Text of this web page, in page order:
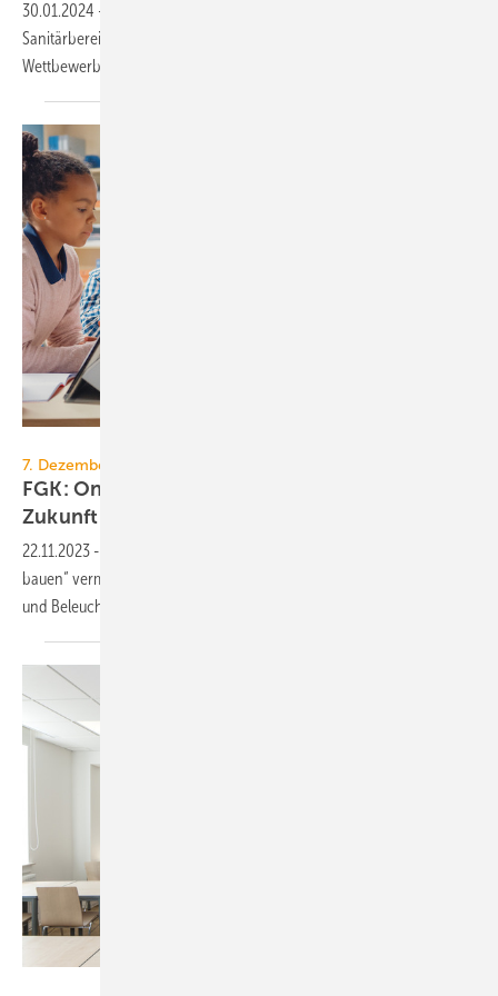
30.01.2024 -
Sanitärbereiche bis 23. April für den von V&B unterstützten
Wettbewerb „Toiletten machen Schule“
7. Dezember 2023, 14 bis 16 Uhr, online
FGK: Online-Veranstaltung zur Schule der
Zukunft
22.11.2023 -
bauen“ vermittelt die Bedeutung von Akustik, Raumklima, Farbkonzept
und Beleuchtung für